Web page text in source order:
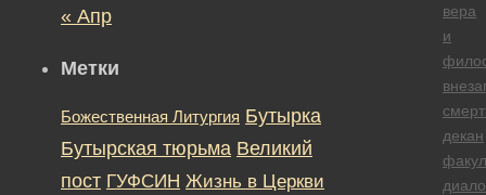
вера
и
декан
« Апр
Метки
Божественная Литургия Бутырка
Бутырская тюрьма Великий
пост ГУФСИН Жизнь в Церкви